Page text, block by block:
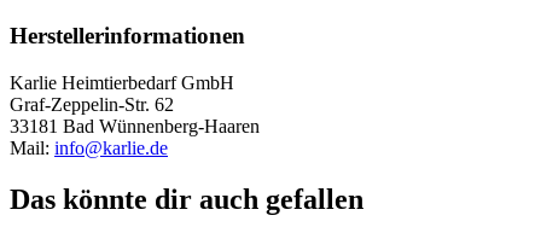
Herstellerinformationen
Karlie Heimtierbedarf GmbH
Graf-Zeppelin-Str. 62
33181 Bad Wünnenberg-Haaren
Mail: info@karlie.de
Das könnte dir auch gefallen